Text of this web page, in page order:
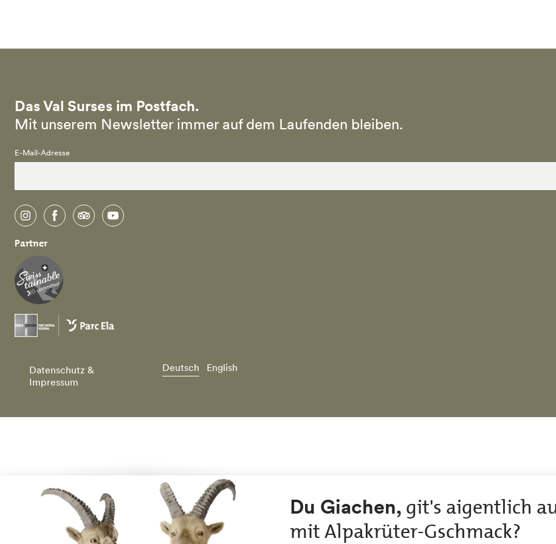
Das Val Surses im Postfach.
Mit unserem Newsletter immer auf dem Laufenden bleiben.
E-Mail-Adresse
instagramfacebooktripadvisoryoutube
Partner
Datenschutz &
Impressum
Deutsch English